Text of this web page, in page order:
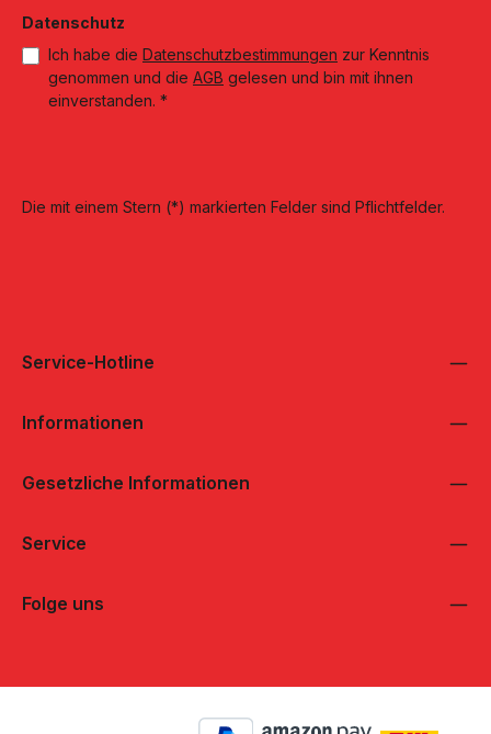
Datenschutz
Ich habe die Datenschutzbestimmungen zur Kenntnis
genommen und die AGB gelesen und bin mit ihnen
einverstanden. *
Die mit einem Stern (*) markierten Felder sind Pflichtfelder.
Service-Hotline
Informationen
Gesetzliche Informationen
Service
Folge uns